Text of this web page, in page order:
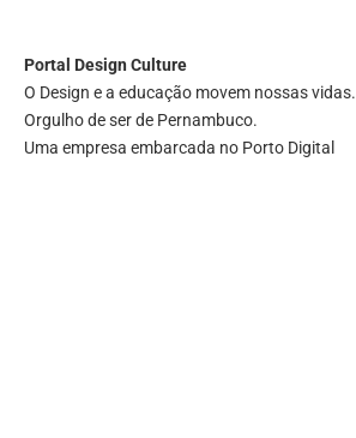
Portal Design Culture
O Design e a educação movem nossas vidas.
Orgulho de ser de Pernambuco.
Uma empresa embarcada no Porto Digital